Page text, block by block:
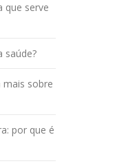
que serve
saúde?
mais sobre
por que é